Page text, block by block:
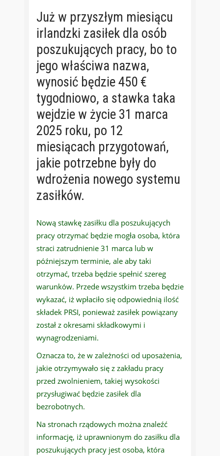
Już w przyszłym miesiącu
irlandzki zasiłek dla osób
poszukujących pracy, bo to
jego właściwa nazwa,
wynosić będzie 450 €
tygodniowo, a stawka taka
wejdzie w życie 31 marca
2025 roku, po 12
miesiącach przygotowań,
jakie potrzebne były do
wdrożenia nowego systemu
zasiłków.
Nową stawkę zasiłku dla poszukujących
pracy otrzymać będzie mogła osoba, która
straci zatrudnienie 31 marca lub w
późniejszym terminie, ale aby taki
otrzymać, trzeba będzie spełnić szereg
warunków. Przede wszystkim trzeba będzie
wykazać, iż wpłaciło się odpowiednią ilość
składek PRSI, ponieważ zasiłek powiązany
został z okresami składkowymi i
wynagrodzeniami.
Oznacza to, że w zależności od uposażenia,
jakie otrzymywało się z zakładu pracy
przed zwolnieniem, takiej wysokości
przysługiwać będzie zasiłek dla
bezrobotnych.
Na stronach rządowych można znaleźć
informację, iż uprawnionym do zasiłku dla
poszukujących pracy jest osoba, która